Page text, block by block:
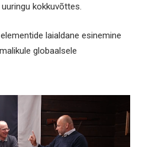
kokkuvõttes.
laialdane esinemine
globaalsele